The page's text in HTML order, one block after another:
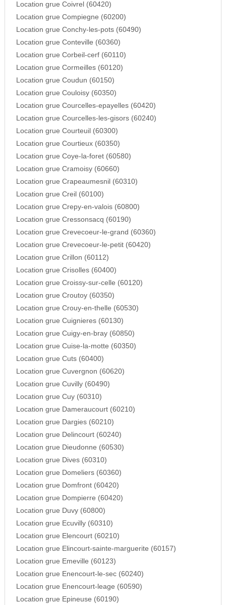
Location grue Coivrel (60420)
Location grue Compiegne (60200)
Location grue Conchy-les-pots (60490)
Location grue Conteville (60360)
Location grue Corbeil-cerf (60110)
Location grue Cormeilles (60120)
Location grue Coudun (60150)
Location grue Couloisy (60350)
Location grue Courcelles-epayelles (60420)
Location grue Courcelles-les-gisors (60240)
Location grue Courteuil (60300)
Location grue Courtieux (60350)
Location grue Coye-la-foret (60580)
Location grue Cramoisy (60660)
Location grue Crapeaumesnil (60310)
Location grue Creil (60100)
Location grue Crepy-en-valois (60800)
Location grue Cressonsacq (60190)
Location grue Crevecoeur-le-grand (60360)
Location grue Crevecoeur-le-petit (60420)
Location grue Crillon (60112)
Location grue Crisolles (60400)
Location grue Croissy-sur-celle (60120)
Location grue Croutoy (60350)
Location grue Crouy-en-thelle (60530)
Location grue Cuignieres (60130)
Location grue Cuigy-en-bray (60850)
Location grue Cuise-la-motte (60350)
Location grue Cuts (60400)
Location grue Cuvergnon (60620)
Location grue Cuvilly (60490)
Location grue Cuy (60310)
Location grue Dameraucourt (60210)
Location grue Dargies (60210)
Location grue Delincourt (60240)
Location grue Dieudonne (60530)
Location grue Dives (60310)
Location grue Domeliers (60360)
Location grue Domfront (60420)
Location grue Dompierre (60420)
Location grue Duvy (60800)
Location grue Ecuvilly (60310)
Location grue Elencourt (60210)
Location grue Elincourt-sainte-marguerite (60157)
Location grue Emeville (60123)
Location grue Enencourt-le-sec (60240)
Location grue Enencourt-leage (60590)
Location grue Epineuse (60190)